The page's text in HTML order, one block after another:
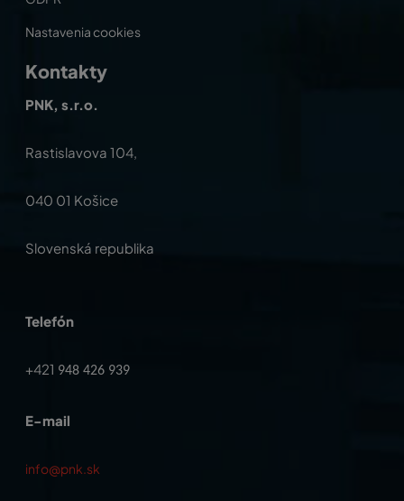
Nastavenia cookies
Kontakty
PNK, s.r.o.
Rastislavova 104,
040 01 Košice
Slovenská republika
Telefón
+421 948 426 939
E-mail
info@pnk.sk